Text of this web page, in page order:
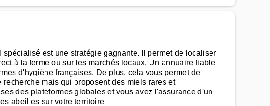
est une stratégie gagnante. Il permet de localiser
à la ferme ou sur les marchés locaux. Un annuaire fiable
d'hygiène françaises. De plus, cela vous permet de
mais qui proposent des miels rares et
des plateformes globales et vous avez l'assurance d'un
abeilles sur votre territoire.